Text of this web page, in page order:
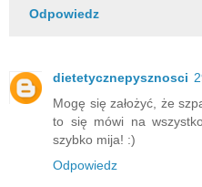
Odpowiedz
dietetycznepysznosci
Mogę się założyć, że
to się mówi na
szybko mija! :)
Odpowiedz